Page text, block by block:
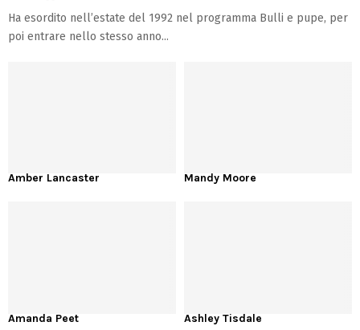
Ha esordito nell’estate del 1992 nel programma Bulli e pupe, per
poi entrare nello stesso anno...
Amber Lancaster Mandy Moore
Amanda Peet Ashley Tisdale